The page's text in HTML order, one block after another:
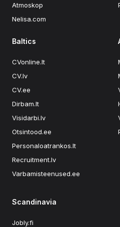
Atmoskop
Nelisa.com
Baltics
CVonline.lt
CV.lv
CV.ee
Dirbam.lt
Visidarbi.lv
Otsintood.ee
Personaloatrankos.lt
Recruitment.lv
Varbamisteenused.ee
Scandinavia
Jobly.fi